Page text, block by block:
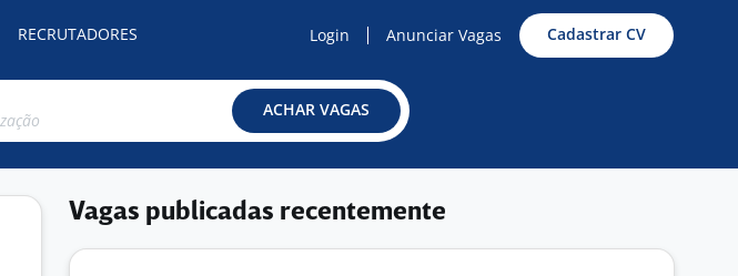
RECRUTADORES Login Anunciar Vagas Cadastrar CV
ACHAR VAGAS
Vagas publicadas recentemente